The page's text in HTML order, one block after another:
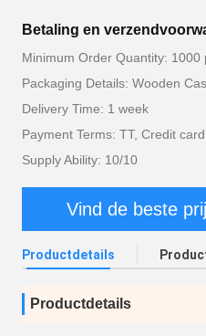
Betaling en
Minimum Order Quantity: 1000
Packaging Details: Wooden
Delivery Time: 1 week
Payment Terms: TT, Credit card
Supply Ability: 10/10
Vind de beste
Productdetails
Productdetails